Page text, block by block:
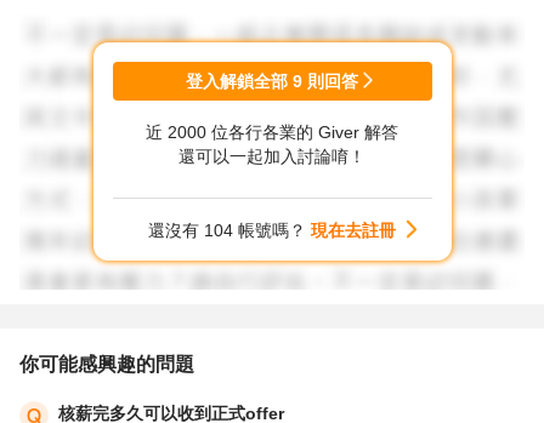
人生本來就是一次又一次的選擇，你不可能期待魚與熊掌兼
得，同樣的你也不可能期待總是手中握滿好牌；接受應聘
VS.繼續面試，這之間的取捨是你必須面對的功課；任何一
份工作有熱情就必然會精采，相反的，再好的工作、沒有熱
登入解鎖全部 9 則回答
近 2000 位各行各業的 Giver 解答
還可以一起加入討論唷！
還沒有 104 帳號嗎？ 現在去註冊
你可能感興趣的問題
核薪完多久可以收到正式offer